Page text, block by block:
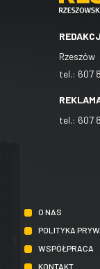
Rzeszów
tel.: 607
tel.: 607
O NAS
POLITYKA
WSPÓŁPRACA
KONTAKT